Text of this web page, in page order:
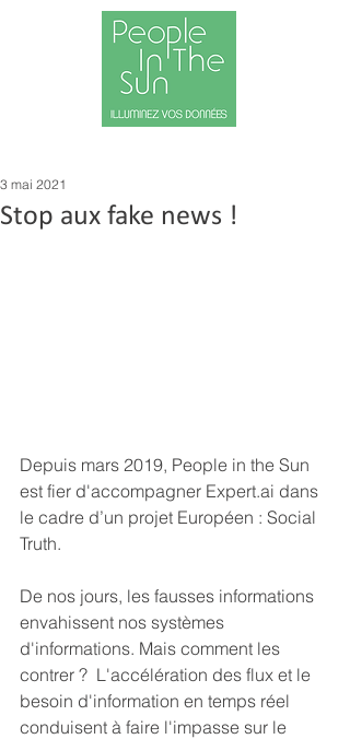
Stop aux fake news !
3 mai 2021
Depuis mars 2019, People in the Sun
est fier d'accompagner Expert.ai dans
le cadre d’un projet Européen : Social
Truth.
De nos jours, les fausses informations
envahissent nos systèmes
d'informations. Mais comment les
contrer ?  L'accélération des flux et le
besoin d'information en temps réel
conduisent à faire l'impasse sur le